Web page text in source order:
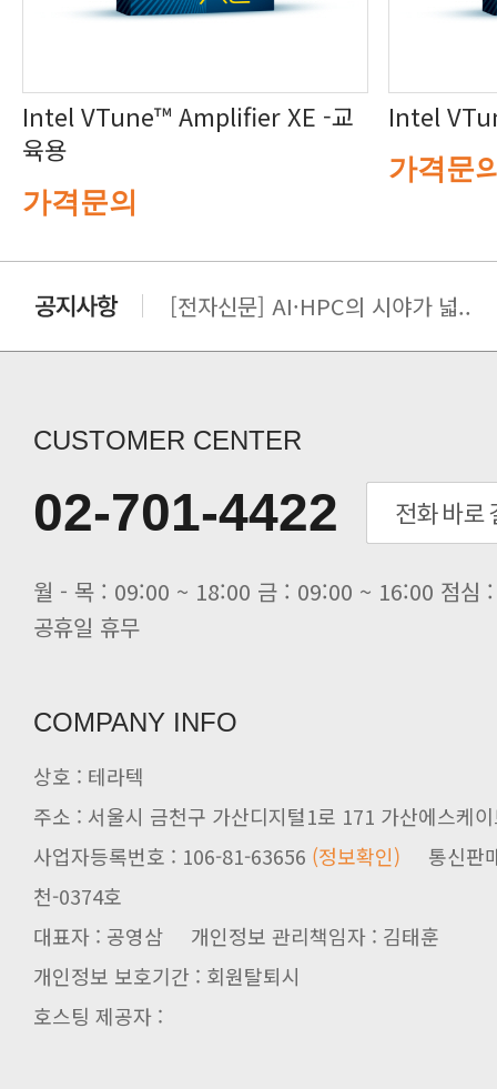
육용
가격문의
Intel
가격문
[전자신문] AI·HPC의 시야가 넓..
[전자신문] “민감 데이터도 안심하
[전자신문] 테라텍과 함께 최적의
[전자신문] AI 인프라 써보고 결정..
[전자신문] 공영삼 테라텍 대표 “단..
[전자신문] 당신의 AI GPU, 지..
CUSTOMER CENTER
02-701-4422
공휴일 휴무
COMPANY INFO
상호 : 테라텍
주소 : 서울시 금천구 가산디지털1로 171 가산에스케
사업자등록번호 : 106-81-63656 (정보확인)
천-0374호
대표자 : 공영삼 개인정보 관리책임자 : 김태훈
개인정보 보호기간 : 회원탈퇴시
호스팅 제공자 :